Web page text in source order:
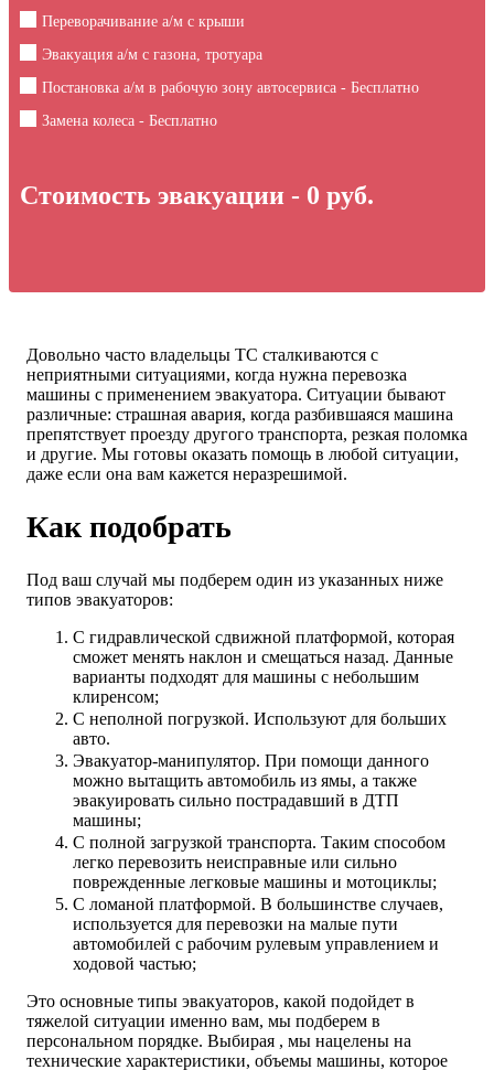
Переворачивание а/м с крыши
Эвакуация а/м с газона, тротуара
Постановка а/м в рабочую зону автосервиса - Бесплатно
Замена колеса - Бесплатно
Стоимость эвакуации - 0 руб.
Довольно часто владельцы ТС сталкиваются с
неприятными ситуациями, когда нужна перевозка
машины с применением эвакуатора. Ситуации бывают
различные: страшная авария, когда разбившаяся машина
препятствует проезду другого транспорта, резкая поломка
и другие. Мы готовы оказать помощь в любой ситуации,
даже если она вам кажется неразрешимой.
Как подобрать
Под ваш случай мы подберем один из указанных ниже
типов эвакуаторов:
С гидравлической сдвижной платформой, которая
сможет менять наклон и смещаться назад. Данные
варианты подходят для машины с небольшим
клиренсом;
С неполной погрузкой. Используют для больших
авто.
Эвакуатор-манипулятор. При помощи данного
можно вытащить автомобиль из ямы, а также
эвакуировать сильно пострадавший в ДТП
машины;
С полной загрузкой транспорта. Таким способом
легко перевозить неисправные или сильно
поврежденные легковые машины и мотоциклы;
С ломаной платформой. В большинстве случаев,
используется для перевозки на малые пути
автомобилей с рабочим рулевым управлением и
ходовой частью;
Это основные типы эвакуаторов, какой подойдет в
тяжелой ситуации именно вам, мы подберем в
персональном порядке. Выбирая , мы нацелены на
технические характеристики, объемы машины, которое